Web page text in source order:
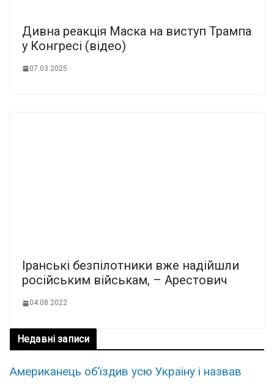
Дивна реакція Маска на виступ Трампа
у Конгресі (відео)
07.03.2025
Іранські безпілотники вже надійшли
російським військам, – Арестович
04.08.2022
Недавні записи
Американець об’їздив усю Україну і назвав